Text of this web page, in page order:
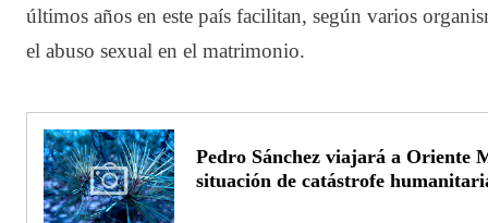
últimos años en este país facilitan, según varios
el abuso sexual en el matrimonio.
Pedro Sánchez viajará a Oriente
situación de catástrofe